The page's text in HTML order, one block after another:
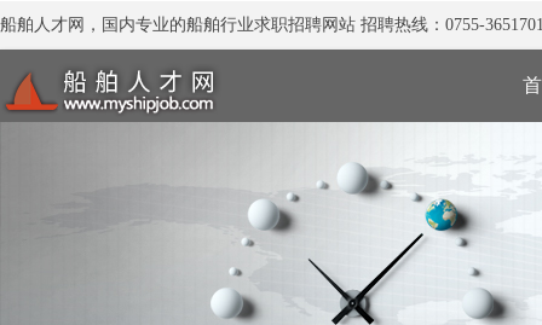
船舶人才网，国内专业的船舶行业求职招聘网站 招聘热线：0755-